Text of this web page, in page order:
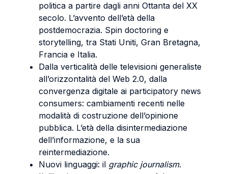
politica a partire dagli anni Ottanta del XX
secolo. L’avvento dell’età della
postdemocrazia. Spin doctoring e
storytelling, tra Stati Uniti, Gran Bretagna,
Francia e Italia.
Dalla verticalità delle televisioni generaliste
all’orizzontalità del Web 2.0, dalla
convergenza digitale ai participatory news
consumers: cambiamenti recenti nelle
modalità di costruzione dell’opinione
pubblica. L’età della disintermediazione
dell’informazione, e la sua
reintermediazione.
Nuovi linguaggi: il graphic journalism.